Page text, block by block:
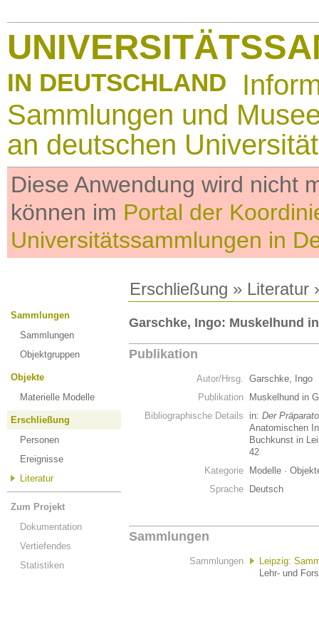
IN DEUTSCHLAND
Sammlungen und
an deutschen
Diese Anwendung wird nicht
können im Portal der
Universitätssammlungen in
Erschließung » Literatur
Sammlungen
Sammlungen
Objektgruppen
Objekte
Materielle Modelle
Erschließung
Personen
Ereignisse
Literatur
Zum Projekt
Dokumentation
Vertiefendes
Statistiken
Garschke, Ingo: Muskelhund
Publikation
Autor/Hrsg. Garschke, Ingo
Publikation
Muskelhund in
Bibliographische Details
in: Der
Anatomischen
Buchkunst in
42
Kategorie
Modelle ·
Sprache
Deutsch
Sammlungen
Sammlungen
Leipzig:
Lehr- und